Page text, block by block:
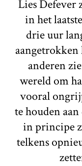
Lies Defever
in het
drie uur
anderen
wereld om
vooral
te houden
in principe
telkens